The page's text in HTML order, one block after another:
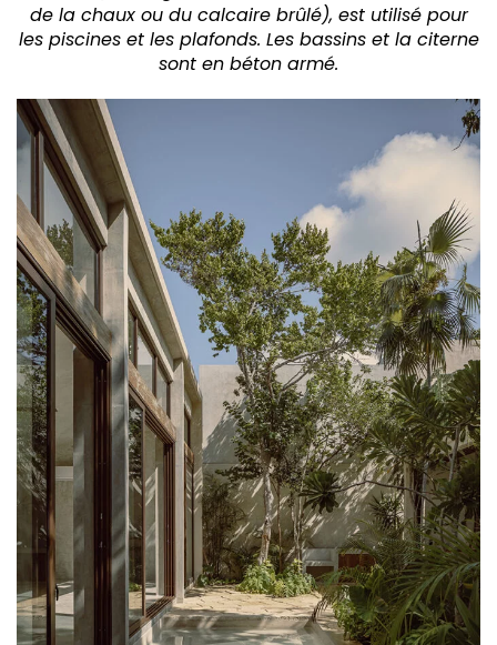
de la chaux ou du calcaire brûlé), est utilisé pour
les piscines et les plafonds. Les bassins et la citerne
sont en béton armé.